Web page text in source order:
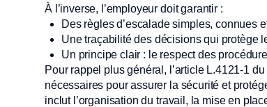
À l’inverse, l’employeur doit garantir :
Des règles d’escalade simples, connues
Une traçabilité des décisions qui protège
Un principe clair : le respect des
Pour rappel plus général, l’article L.4121-1
nécessaires pour assurer la sécurité et
inclut l’organisation du travail, la mise en